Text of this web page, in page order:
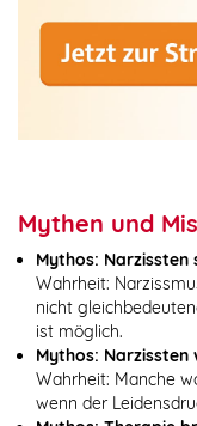
Mythen und
Mythos: Narzissten
Wahrheit:
nicht
ist möglich.
Mythos: Narzissten
Wahrheit: Manche
wenn der